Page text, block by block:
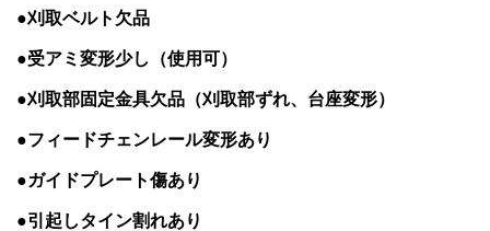
●刈取ベルト欠品
●受アミ変形少し（使用可）
●刈取部固定金具欠品（刈取部ずれ、台座変形）
●フィードチェンレール変形あり
●ガイドプレート傷あり
●引起しタイン割れあり